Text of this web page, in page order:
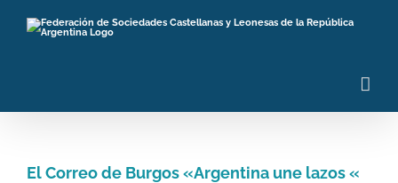
El Correo de Burgos «Argentina une lazos «